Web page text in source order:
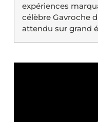
expériences
célèbre Gavroche
attendu sur grand